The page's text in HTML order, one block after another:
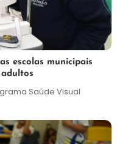
escolas municipais
Saúde Visual